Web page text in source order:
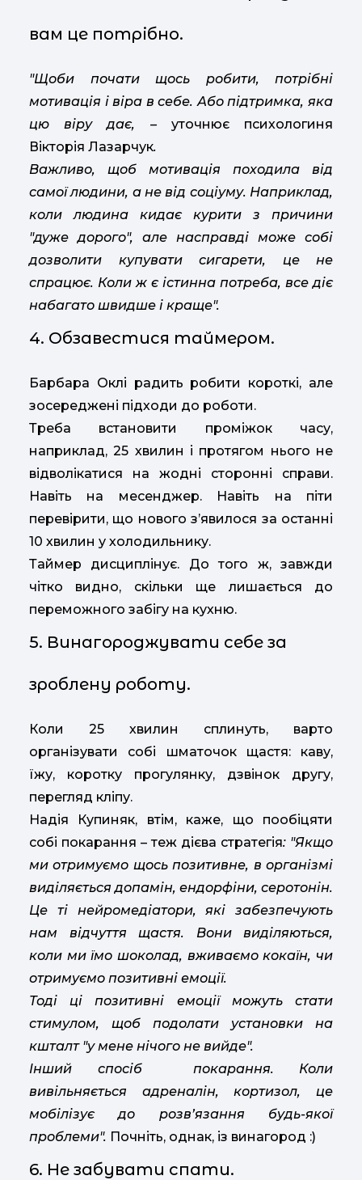
вам це потрібно.
"Щоби почати щось робити, потрібні
мотивація і віра в себе. Або підтримка, яка
цю віру дає, –уточнює психологиня
Вікторія Лазарчук.
Важливо, щоб мотивація походила від
самої людини, а не від соціуму. Наприклад,
коли людина кидає курити з причини
"дуже дорого", але насправді може собі
дозволити купувати сигарети, це не
спрацює. Коли ж є істинна потреба, все діє
набагато швидше і краще".
4. Обзавестися таймером.
Барбара Оклі радить робити короткі, але
зосереджені підходи до роботи.
Треба встановити проміжок часу,
наприклад, 25 хвилин і протягом нього не
відволікатися на жодні сторонні справи.
Навіть на месенджер. Навіть на піти
перевірити, що нового з’явилося за останні
10 хвилин у холодильнику.
Таймер дисциплінує. До того ж, завжди
чітко видно, скільки ще лишається до
переможного забігу на кухню.
5. Винагороджувати себе за
зроблену роботу.
Коли 25 хвилин сплинуть, варто
організувати собі шматочок щастя: каву,
їжу, коротку прогулянку, дзвінок другу,
перегляд кліпу.
Надія Купиняк, втім, каже, що пообіцяти
собі покарання – теж дієва стратегія: "Якщо
ми отримуємо щось позитивне, в організмі
виділяється допамін, ендорфіни, серотонін.
Це ті нейромедіатори, які забезпечують
нам відчуття щастя. Вони виділяються,
коли ми їмо шоколад, вживаємо кокаїн, чи
отримуємо позитивні емоції.
Тоді ці позитивні емоції можуть стати
стимулом, щоб подолати установки на
кшталт "у мене нічого не вийде".
Інший спосіб покарання. Коли
вивільняється адреналін, кортизол, це
мобілізує до розв’язання будь-якої
проблеми". Почніть, однак, із винагород :)
6. Не забувати спати.